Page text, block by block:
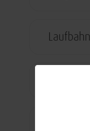
Laufbahn